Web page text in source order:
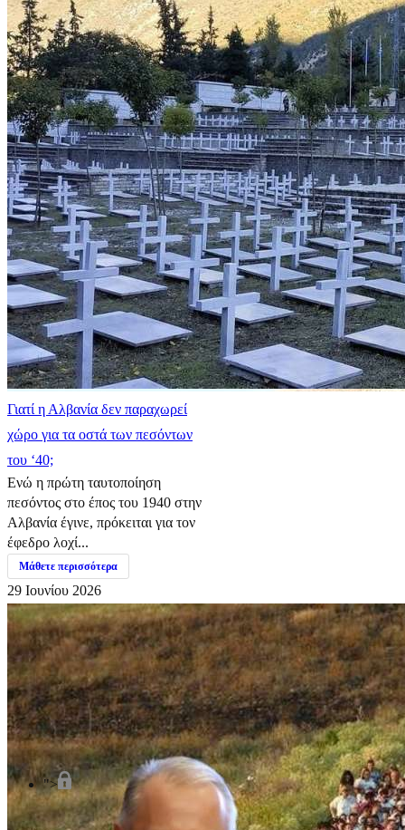
Γιατί η Αλβανία δεν παραχωρεί
χώρο για τα οστά των πεσόντων
του ‘40;
Ενώ η πρώτη ταυτοποίηση
πεσόντος στο έπος του 1940 στην
Αλβανία έγινε, πρόκειται για τον
έφεδρο λοχί...
Μάθετε περισσότερα
29 Ιουνίου 2026
">